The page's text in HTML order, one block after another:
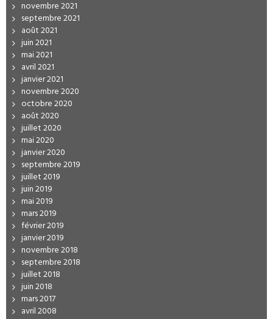
novembre 2021
septembre 2021
août 2021
juin 2021
mai 2021
avril 2021
janvier 2021
novembre 2020
octobre 2020
août 2020
juillet 2020
mai 2020
janvier 2020
septembre 2019
juillet 2019
juin 2019
mai 2019
mars 2019
février 2019
janvier 2019
novembre 2018
septembre 2018
juillet 2018
juin 2018
mars 2017
avril 2008